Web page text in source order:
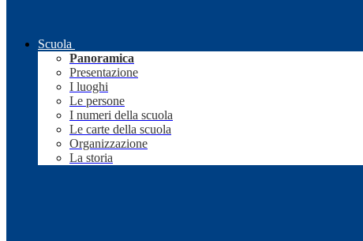
Scuola
Panoramica
Presentazione
I luoghi
Le persone
I numeri della scuola
Le carte della scuola
Organizzazione
La storia